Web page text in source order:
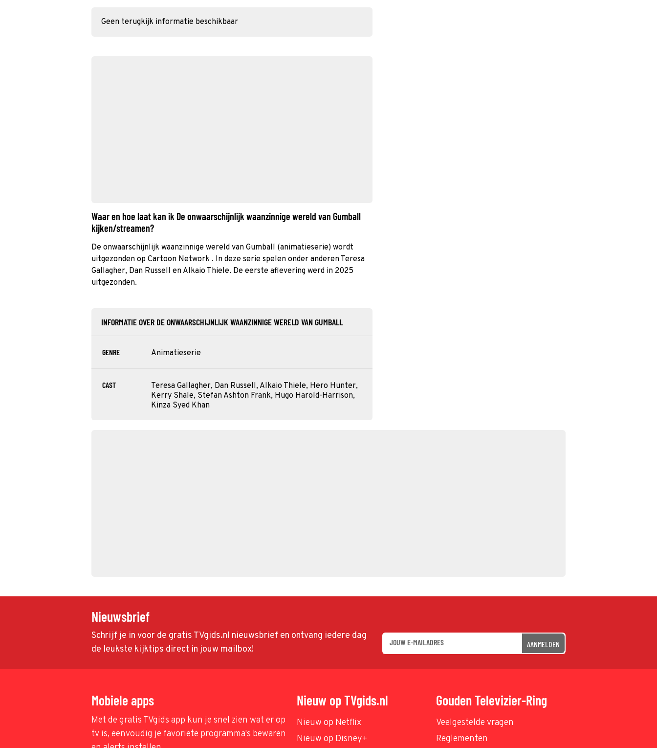
Geen terugkijk informatie beschikbaar
Waar en hoe laat kan ik De onwaarschijnlijk waanzinnige wereld van Gumball
kijken/streamen?
De onwaarschijnlijk waanzinnige wereld van Gumball (animatieserie) wordt
uitgezonden op Cartoon Network . In deze serie spelen onder anderen Teresa
Gallagher, Dan Russell en Alkaio Thiele. De eerste aflevering werd in 2025
uitgezonden.
INFORMATIE OVER DE ONWAARSCHIJNLIJK WAANZINNIGE WERELD VAN GUMBALL
GENRE Animatieserie
CAST
Teresa Gallagher, Dan Russell, Alkaio Thiele, Hero Hunter,
Kerry Shale, Stefan Ashton Frank, Hugo Harold-Harrison,
Kinza Syed Khan
Nieuwsbrief
Schrijf je in voor de gratis TVgids.nl nieuwsbrief en ontvang iedere dag
de leukste kijktips direct in jouw mailbox!
AANMELDEN
Mobiele apps
Met de gratis TVgids app kun je snel zien wat er op
tv is, eenvoudig je favoriete programma's bewaren
Nieuw op TVgids.nl
Nieuw op Netflix
Nieuw op Disney+
Gouden Televizier-Ring
Veelgestelde vragen
Reglementen